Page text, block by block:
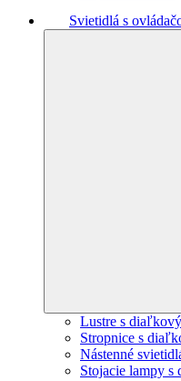
Svietidlá s
Lustre s
Stropnice s
Nástenné
Stojacie lampy